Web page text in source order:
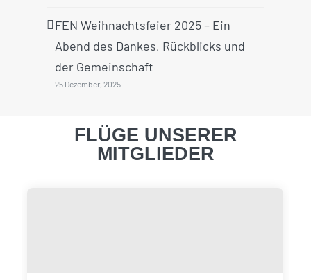
FEN Weihnachtsfeier 2025 – Ein
Abend des Dankes, Rückblicks und
der Gemeinschaft
25 Dezember, 2025
FLÜGE UNSERER
MITGLIEDER